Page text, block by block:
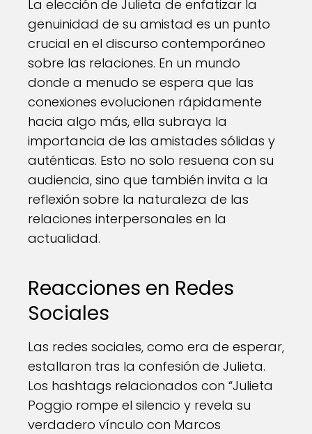
La elección de Julieta de enfatizar la
genuinidad de su amistad es un punto
crucial en el discurso contemporáneo
sobre las relaciones. En un mundo
donde a menudo se espera que las
conexiones evolucionen rápidamente
hacia algo más, ella subraya la
importancia de las amistades sólidas y
auténticas. Esto no solo resuena con su
audiencia, sino que también invita a la
reflexión sobre la naturaleza de las
relaciones interpersonales en la
actualidad.
Reacciones en Redes
Sociales
Las redes sociales, como era de esperar,
estallaron tras la confesión de Julieta.
Los hashtags relacionados con “Julieta
Poggio rompe el silencio y revela su
verdadero vínculo con Marcos